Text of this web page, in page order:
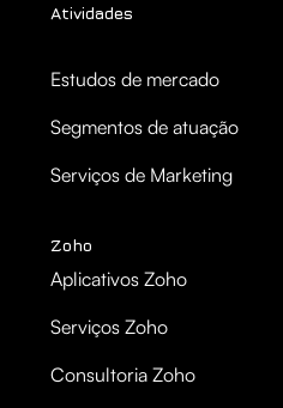
Atividades
Estudos de mercado
Segmentos de atuação
Serviços de Marketing
Zoho
Aplicativos Zoho
Serviços Zoho
Consultoria Zoho